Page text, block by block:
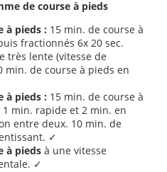
de course à pieds
à pieds : 15 min. de course à
fractionnés 6x 20 sec.
très lente (vitesse de
min. de course à pieds en
à pieds : 15 min. de course à
min. rapide et 2 min. en
entre deux. 10 min. de
✓
à pieds à une vitesse
✓